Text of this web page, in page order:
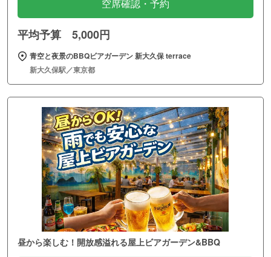
空席確認・予約
平均予算 5,000円
青空と夜景のBBQビアガーデン 新大久保 terrace
新大久保駅／東京都
昼から楽しむ！開放感溢れる屋上ビアガーデン&BBQ